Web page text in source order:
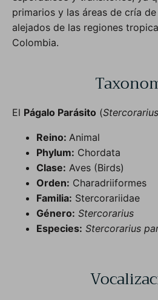
primarios y las áreas de cría
alejados de las regiones
Colombia.
El Págalo Parásito (
Reino: Animal
Phylum: Chordata
Clase: Aves (Birds)
Orden: Charadriiformes
Familia: Stercorariidae
Género: Stercorarius
Especies: Stercorarius